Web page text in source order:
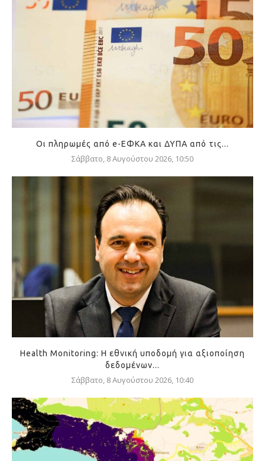
Οι πληρωμές από e-ΕΦΚΑ και ΔΥΠΑ από τις...
Σάββατο, 8 Αυγούστου 2026, 10:50
Health Monitoring: Η εθνική υποδομή για αξιοποίηση
δεδομένων...
Σάββατο, 8 Αυγούστου 2026, 10:40